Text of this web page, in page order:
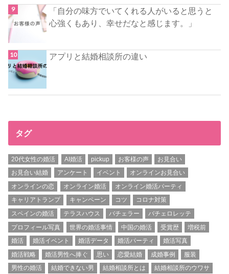
「自分の味方でいてくれる人がいると思うと
心強くもあり、幸せだなと感じます。」
アプリと結婚相談所の違い
タグ
20代女性の婚活 AI婚活 pickup お客様の声
お見合い
お見合い結婚
アンケート イベント
オンラインお見合い
オンラインの恋
オンライン婚活
オンライン婚活パーティ
キャリアトランプ
キャンペーン コツ
コロナ対策
スペインの婚活
テラスハウス バチェラー
バチェロレッテ
プロフィール写真
世界の婚活事情 中国の婚活 受賞歴
増税前
婚活
婚活イベント 婚活データ 婚活パーティ
婚活写真
婚活戦略
婚活男性へ捧ぐ 思い 恋愛結婚 成婚事例
服装
男性の婚活
結婚できない男 結婚相談所とは
結婚相談所のウワサ